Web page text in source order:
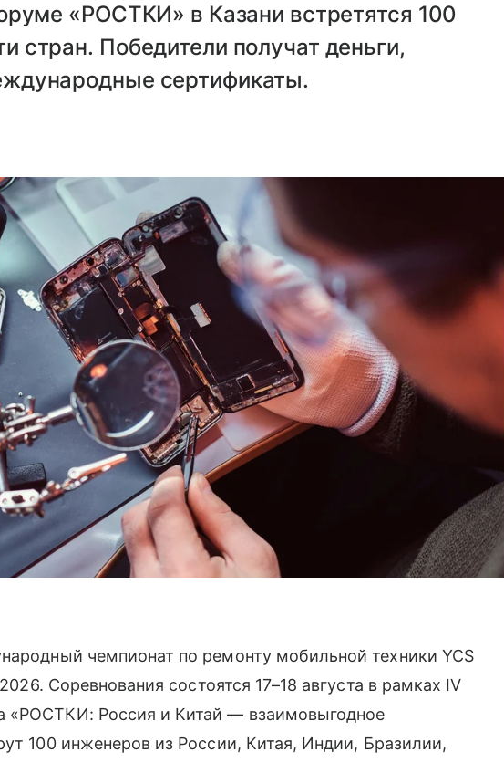
«РОСТКИ» в Казани встретятся 100
стран. Победители получат деньги,
сертификаты.
чемпионат по ремонту мобильной техники YCS
Соревнования состоятся 17–18 августа в рамках IV
«РОСТКИ: Россия и Китай — взаимовыгодное
100 инженеров из России, Китая, Индии, Бразилии,